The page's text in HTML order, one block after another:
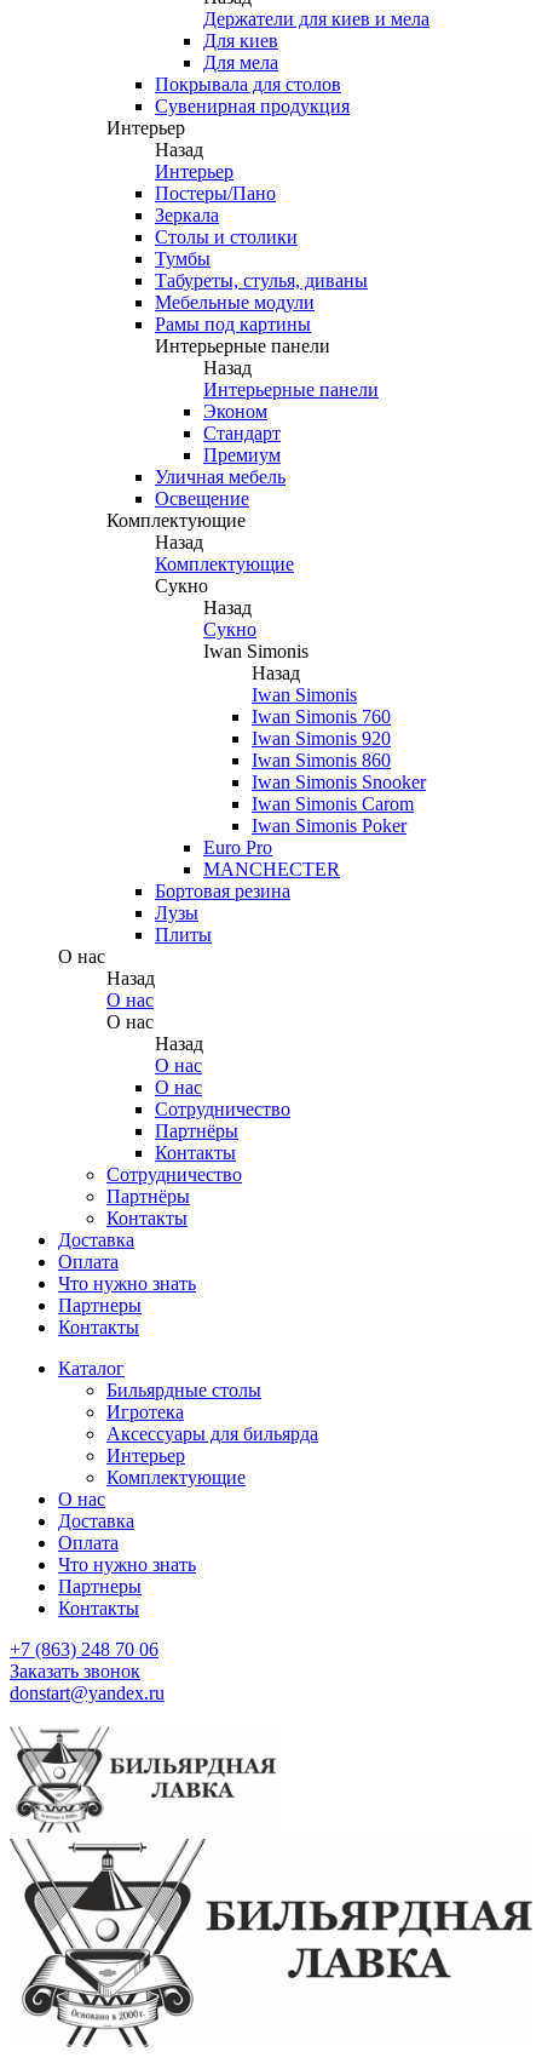
Держатели для киев и мела
Для киев
Для мела
Покрывала для столов
Сувенирная продукция
Интерьер
Назад
Интерьер
Постеры/Пано
Зеркала
Столы и столики
Тумбы
Табуреты, стулья, диваны
Мебельные модули
Рамы под картины
Интерьерные панели
Назад
Интерьерные панели
Эконом
Стандарт
Премиум
Уличная мебель
Освещение
Комплектующие
Назад
Комплектующие
Сукно
Назад
Сукно
Iwan Simonis
Назад
Iwan Simonis
Iwan Simonis 760
Iwan Simonis 920
Iwan Simonis 860
Iwan Simonis Snooker
Iwan Simonis Carom
Iwan Simonis Poker
Euro Pro
MANCHECTER
Бортовая резина
Лузы
Плиты
О нас
Назад
О нас
О нас
Назад
О нас
О нас
Сотрудничество
Партнёры
Контакты
Сотрудничество
Партнёры
Контакты
Доставка
Оплата
Что нужно знать
Партнеры
Контакты
Каталог
Бильярдные столы
Игротека
Аксессуары для бильярда
Интерьер
Комплектующие
О нас
Доставка
Оплата
Что нужно знать
Партнеры
Контакты
+7 (863) 248 70 06
Заказать звонок
donstart@yandex.ru